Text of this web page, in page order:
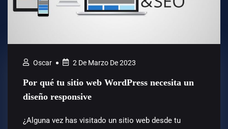
Oscar 2 De Marzo De 2023
Por qué tu sitio web WordPress necesita un
diseño responsive
¿Alguna vez has visitado un sitio web desde tu